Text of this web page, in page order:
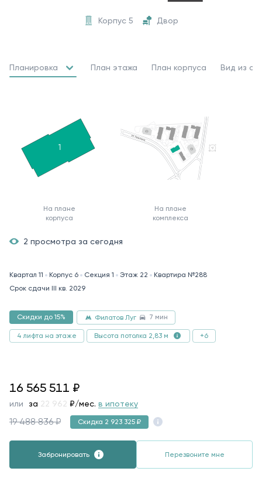
Корпус 5 Двор
Планировка План этажа План корпуса Вид из
На плане
корпуса
На плане
комплекса
2 просмотра за сегодня
Квартал 11 Корпус 6 Секция 1 Этаж 22
Квартира №288
Срок сдачи III кв. 2029
Скидки до 15% Филатов Луг 7 мин
4 лифта на этаже Высота потолка 2,83 м +6
16565511
16 565 511 ₽
или за 86 111₽/мес.в ипотеку
19 488 836 ₽ Скидка 2 923 325 ₽
Забронировать Перезвоните мне